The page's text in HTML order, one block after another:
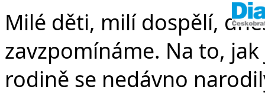
Milé děti, milí dospělí,
zavzpomínáme. Na to,
rodině se nedávno